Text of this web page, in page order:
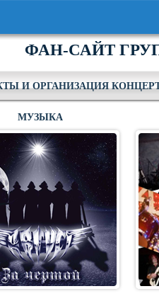
ФАН-САЙТ
И ОРГАНИЗАЦИЯ
МУЗЫКА